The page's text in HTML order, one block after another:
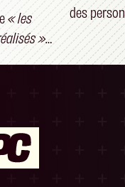
« les
»
des
l'écran